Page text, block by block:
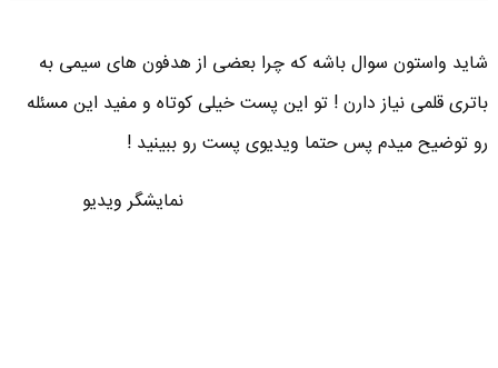
شاید واستون سوال باشه که چرا بعضی از هدفون های سیمی به
باتری قلمی نیاز دارن ! تو این پست خیلی کوتاه و مفید این مسئله
رو توضیح میدم پس حتما ویدیوی پست رو ببینید !
نمایشگر ویدیو